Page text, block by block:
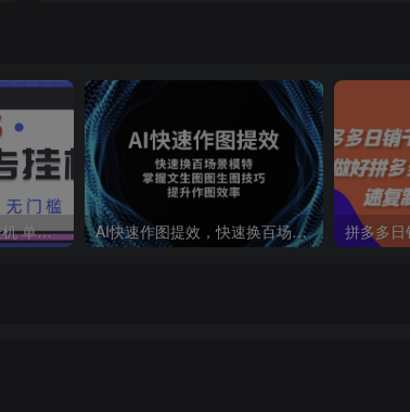
2025最新全自动广告挂机 单机500+实操分享 小白可无脑操作 AI快速作图提效，快速换百场景模特，掌握文生图图生图技巧，提升作图效率